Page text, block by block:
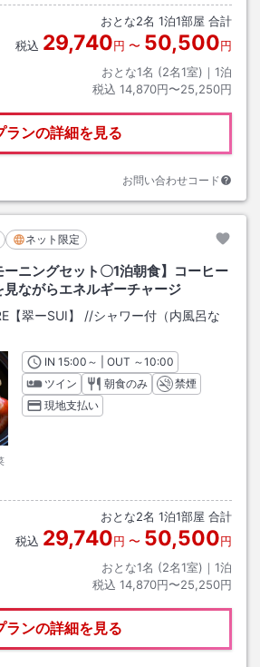
おとな2名 1泊1部屋 合計
税込 29,740円 〜 50,500円
おとな1名 (2名1室)｜ 1泊
税込 14,870円〜25,250円
ランの詳細を見る
お問い合わせコード
ネット限定
ーニングセット〇1泊朝食】コーヒー
ながらエネルギーチャージ
【翠ーSUI】 //シャワー付（内風呂な
INチェックイン
15:00 ～ | OUT チェックアウト
～10:00
ツイン
朝食のみ
禁煙
現地支払い
おとな2名 1泊1部屋 合計
税込 29,740円 〜 50,500円
おとな1名 (2名1室)｜ 1泊
税込 14,870円〜25,250円
ランの詳細を見る